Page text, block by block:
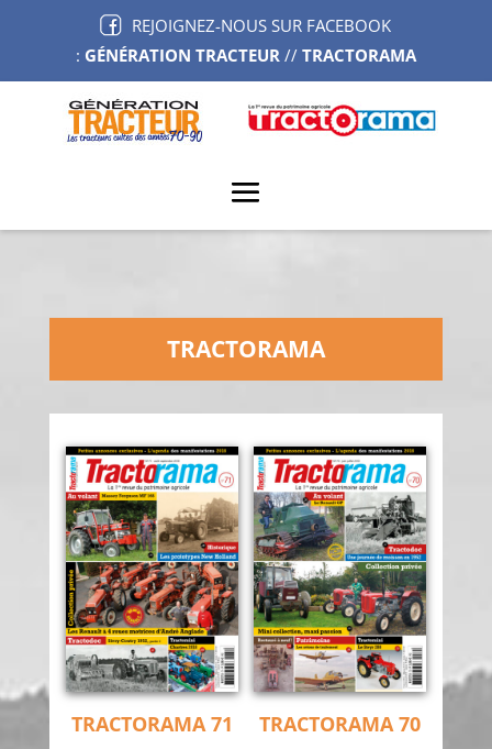
REJOIGNEZ-NOUS SUR FACEBOOK
: GÉNÉRATION TRACTEUR// TRACTORAMA
TRACTORAMA
TRACTORAMA 71 TRACTORAMA 70